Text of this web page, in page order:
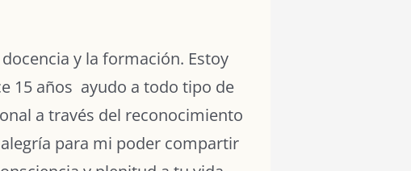
y la formación. Estoy
15 años ayudo a todo tipo de
a través del reconocimiento
para mi poder compartir